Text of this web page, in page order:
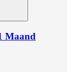
Maand